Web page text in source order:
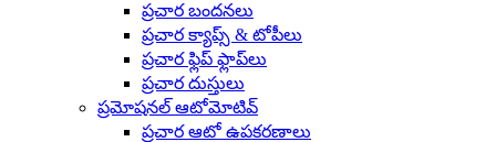
ప్రచార బందనలు
ప్రచార క్యాప్స్ & టోపీలు
ప్రచార ఫ్లిప్ ఫ్లాప్‌లు
ప్రచార దుస్తులు
ప్రమోషనల్ ఆటోమోటివ్
ప్రచార ఆటో ఉపకరణాలు